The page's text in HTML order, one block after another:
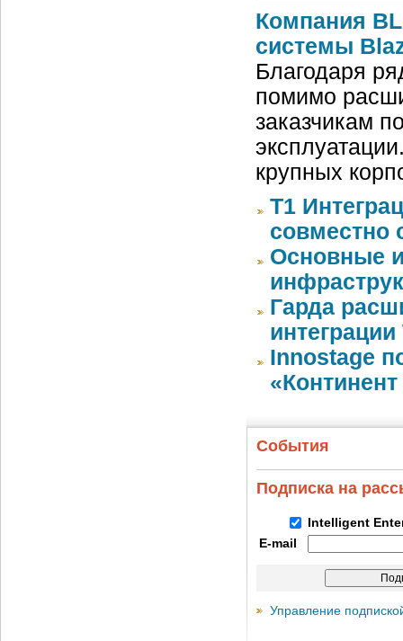
Компания
системы
Благодаря
помимо
заказчикам
крупных
Т1
совместно
Основные
Гарда
Innostage
События
Подписка на
Intelligent
E-mail
Управление